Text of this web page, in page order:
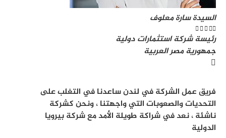
السيدة سارة معلوف
   
رئيسة شركة استثمارات دولية
جمهورية مصر العربية
فريق عمل الشركة في لندن ساعدنا في التغلب على
التحديات والصعوبات التي واجهتنا ، ونحن كشركة
ناشئة ، نعد في شراكة طويلة الأمد مع شركة بيرويا
الدولية